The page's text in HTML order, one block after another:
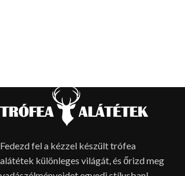
Fedezd fel a kézzel készült trófea
alátétek különleges világát, és őrizd meg